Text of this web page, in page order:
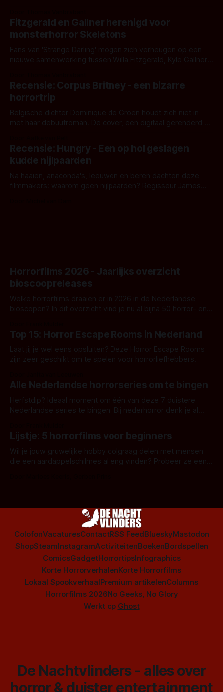
kille stijl vol folklore en mythe. Het topic deze keer is (kon
het het al raden?)... de weerwolf. Kijk je mee?
Fitzgerald en Gallner herenigd voor
monsterhorror Skeletons
Fans van 'Strange Darling' mogen zich verheugen op een
nieuwe samenwerking tussen Willa Fitzgerald, Kyle Gallner
'Skeletons', een nieuwe creature feature waarvoor de
opnames zijn gestart in Australië.
Recensie: Corpus Britney - een bizarre
horrortrip
Belgische dichter Dominique de Groen houdt zich niet in
met haar debuutroman. De cover, een digitaal gerenderd en
achtergrond, belooft iets kleurrijks maar onheilspellends,
iets ongrijpbaars. En dat maakt De Groen met ieder woord
waar.
Recensie: Hungry - Een op hol geslagen
kudde nijlpaarden
Na haaien, anaconda's, leeuwen en beren dachten deze
filmmakers: waarom geen nijlpaarden? Regisseur James
Horrorfilms 2026 - Jaarlijks overzicht
bioscoopreleases
Welke horrorfilms draaien er in 2026 in de Nederlandse
bioscopen? In dit overzicht vind je nu al bijna 50 horror- en
Top 15: Horror Escape Rooms in Nederland
Laat jij je wel eens opsluiten? Deze Horror Escape Rooms
zijn zeer geschikt om te spelen voor horrorliefhebbers.
Alle Nederlandse horrorseries om te bingen
Herfstdip? Ideaal moment om één van deze 7 duistere
Nederlandse series te bingen! Bij nederhorror denk je al
Amsterdamned of The Johnsons. Maar Nederlandse horror
is niet beperkt tot films. Hier een aantal Nederlandse tv-
series uit het duistere of horrorgenre. Als
Lijstje: 5 horrorfilms voor beginners
Wil je jouw gruwelijke hobby dolgraag delen met mensen
die een aardappelschilmes al eng vinden? Probeer ze eens
ColofonVacaturesContactRSS FeedBlueskyMastodon
ShopSteamInstagramActiviteitenBoekenBordspellen
ComicsGadgetHorrortipsInfographics
Korte HorrorverhalenKorte Horrorfilms
Lokaal SpookverhaalPremium artikelenColumns
Horrorfilms 2026No Geeks, No Glory
Werkt op Ghost
De Nachtvlinders - alles over
horror & duister entertainment